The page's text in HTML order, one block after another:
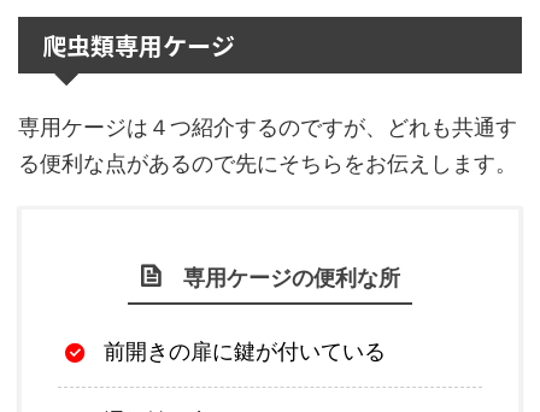
爬虫類専用ケージ
専用ケージは４つ紹介するのですが、どれも共通す
る便利な点があるので先にそちらをお伝えします。
専用ケージの便利な所
前開きの扉に鍵が付いている